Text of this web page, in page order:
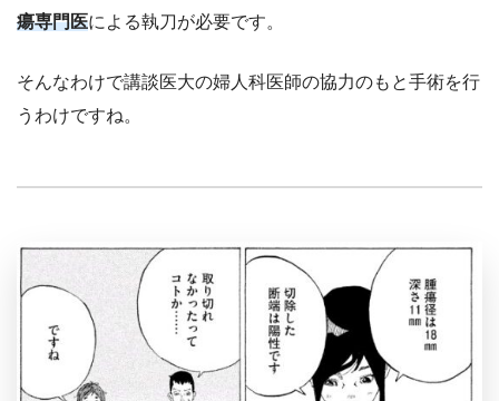
瘍専門医による執刀が必要です。
そんなわけで講談医大の婦人科医師の協力のもと手術を行
うわけですね。